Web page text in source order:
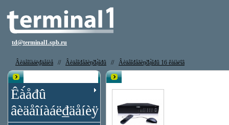
td@terminal1.spb.ru
Âèäåîíàáë₫äåíèå // Âèäåîđåăèṇ̃đạ̀îđû // Âèäåîđåăèṇ̃đạ̀îđû 16 êàíàëîâ
Êà́åđû
âèäåîíàáë₫äåíèÿ